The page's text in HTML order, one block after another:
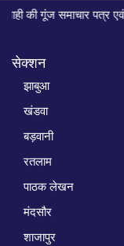
पत्र एवं न्यूज़ पोर्टल
सेक्शन
झाबुआ
खंडवा
बड़वानी
रतलाम
पाठक लेखन
मंदसौर
शाजापुर